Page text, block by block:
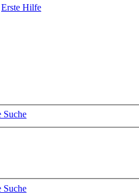
Erste Hilfe
Suche
Suche